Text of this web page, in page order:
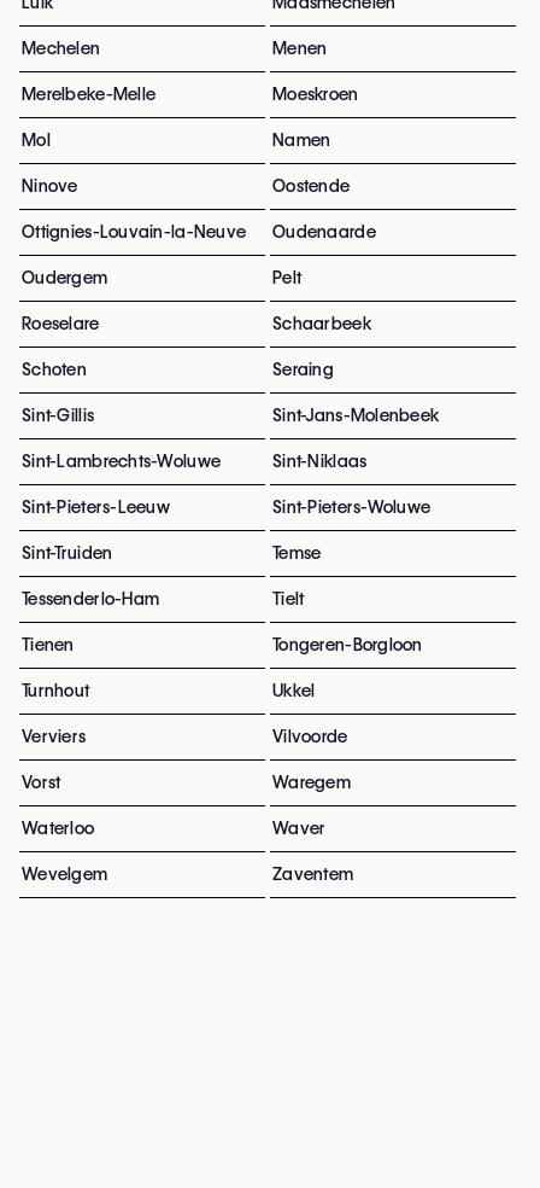
Mechelen Menen
Merelbeke-Melle Moeskroen
Mol Namen
Ninove Oostende
Ottignies-Louvain-la-Neuve Oudenaarde
Oudergem Pelt
Roeselare Schaarbeek
Schoten Seraing
Sint-Gillis Sint-Jans-Molenbeek
Sint-Lambrechts-Woluwe Sint-Niklaas
Sint-Pieters-Leeuw Sint-Pieters-Woluwe
Sint-Truiden Temse
Tessenderlo-Ham Tielt
Tienen Tongeren-Borgloon
Turnhout Ukkel
Verviers Vilvoorde
Vorst Waregem
Waterloo Waver
Wevelgem Zaventem